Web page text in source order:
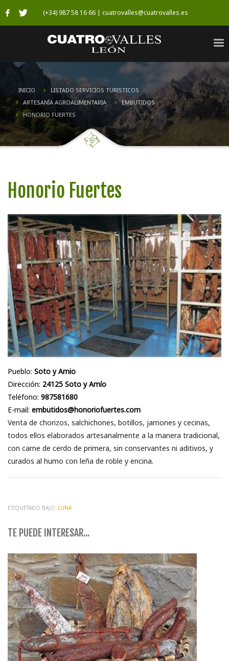
(+34) 987 58 16 66 | cuatrovalles@cuatrovalles.es
INICIO
LISTADO SERVICIOS TURISTICOS
ARTESANÍA AGROALIMENTARIA
EMBUTIDOS
HONORIO FUERTES
Honorio Fuertes
Pueblo: Soto y Amio
Dirección: 24125 Soto y Amío
Teléfono: 987581680
E-mail: embutidos@honoriofuertes.com
Venta de chorizos, salchichones, botillos, jamones y cecinas,
todos ellos elaborados artesanalmente a la manera tradicional,
con carne de cerdo de primera, sin conservantes ni aditivos, y
curados al humo con leña de roble y encina.
ETIQUETADO BAJO: LUNA
TE PUEDE INTERESAR...